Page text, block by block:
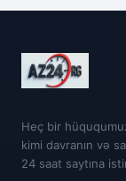
Heç bir
kimi davranın və
24 saat saytına